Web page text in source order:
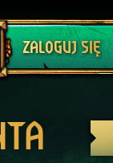
ZALOGUJ SIĘ
Wyloguj się